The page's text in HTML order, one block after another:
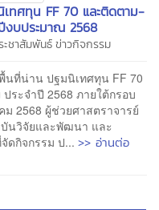
ทศทุน FF 70 และติดตาม-
งบประมาณ 2568
ะชาสัมพันธ์ข่าวกิจกรรม
ที่น่าน ปฐมนิเทศทุน FF 70
ระจำปี 2568 ภายใต้กรอบ
2568 ผู้ช่วยศาสตราจารย์
บันวิจัยและพัฒนา และ
ดกิจกรรม ป... >> อ่านต่อ